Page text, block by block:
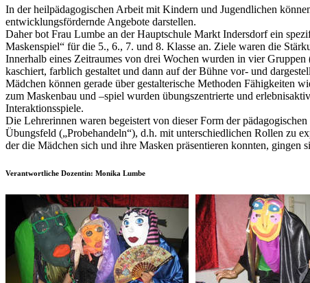
In der heilpädagogischen Arbeit mit Kindern und Jugendlichen
entwicklungsfördernde Angebote darstellen.
Daher bot Frau Lumbe an der Hauptschule Markt Indersdorf ein
Maskenspiel“ für die 5., 6., 7. und 8. Klasse an. Ziele waren die
Innerhalb eines Zeitraumes von drei Wochen wurden in vier
kaschiert, farblich gestaltet und dann auf der Bühne vor- und
Mädchen können gerade über gestalterische Methoden Fähigkeiten
zum Maskenbau und –spiel wurden übungszentrierte und
Interaktionsspiele.
Die Lehrerinnen waren begeistert von dieser Form der
Übungsfeld („Probehandeln“), d.h. mit unterschiedlichen Rollen zu
der die Mädchen sich und ihre Masken präsentieren konnten, gingen
Verantwortliche Dozentin: Monika Lumbe